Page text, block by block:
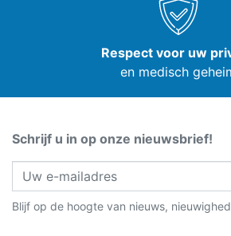
Respect voor uw
en medisch
Schrijf u in op onze nieuwsbrief!
Blijf op de hoogte van nieuws,